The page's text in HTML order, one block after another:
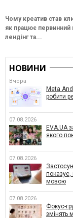
Чому креатив став
як працює первинний
лендінг та...
НОВИНИ
Вчора
Meta
робити
07.08.2026
EVA.UA
якого
07.08.2026
мовою
07.08.2026
Фокус-
змінять